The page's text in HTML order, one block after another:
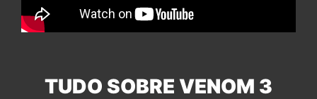
TUDO SOBRE VENOM 3